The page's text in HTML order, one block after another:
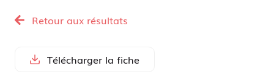
acheter
Mon
Mon localvendre
Retour aux résultats
Télécharger la fiche